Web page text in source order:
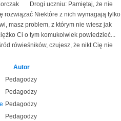
Drogi uczniu: Pamiętaj, że nie
rozwiązać Niektóre z nich wymagają tylko
masz problem, z którym nie wiesz jak
Ci o tym komukolwiek powiedzieć...
rówieśników, czujesz, że nikt Cię nie
Autor
Pedagodzy
Pedagodzy
Pedagodzy
Pedagodzy